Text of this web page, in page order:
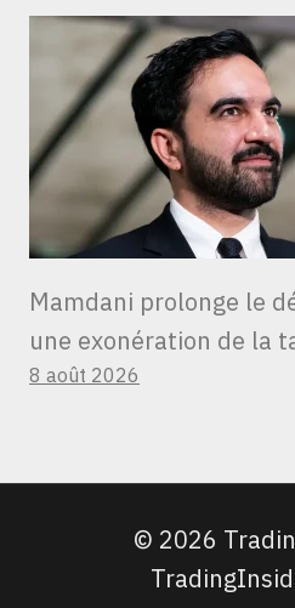
Mamdani prolonge le
une exonération de la
8 août 2026
© 2026